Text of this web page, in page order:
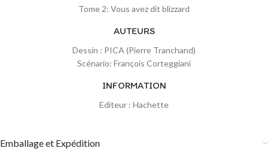
Tome 2: Vous avez dit blizzard
AUTEURS
Dessin : PICA (Pierre Tranchand)
Scénario: François Corteggiani
INFORMATION
Editeur : Hachette
Emballage et Expédition